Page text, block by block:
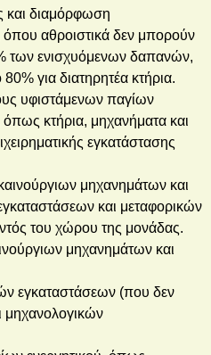
και διαμόρφωση
αθροιστικά δεν μπορούν
των ενισχυόμενων δαπανών,
για διατηρητέα κτήρια.
υφιστάμενων παγίων
όπως κτήρια, μηχανήματα και
εγκατάστασης
μηχανημάτων και
και μεταφορικών
του χώρου της μονάδας.
μηχανημάτων και
εγκαταστάσεων (που δεν
μηχανολογικών